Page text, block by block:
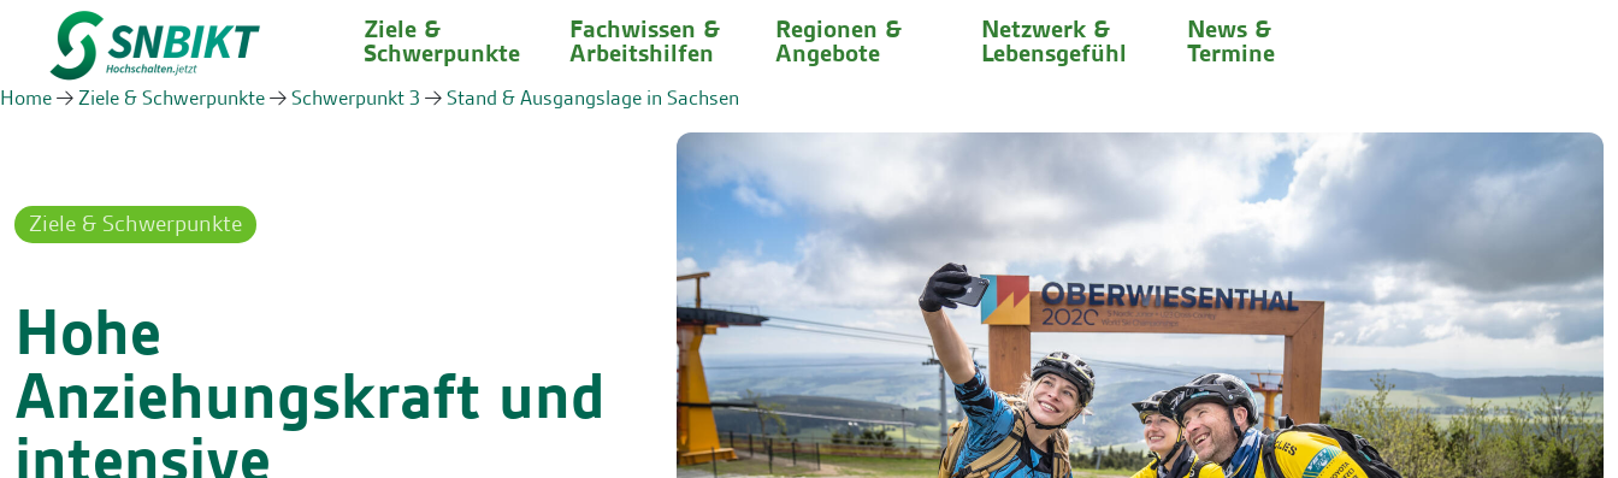
Ziele &
Schwerpunkte
Fachwissen &
Arbeitshilfen
Regionen &
Angebote
Netzwerk &
Lebensgefühl
News &
Termine
Home Ziele & Schwerpunkte Schwerpunkt 3 Stand & Ausgangslage in Sachsen
Ziele & Schwerpunkte
Hohe
Anziehungskraft und
intensive